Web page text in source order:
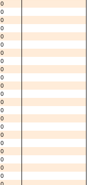
0
0
0
0
0
0
0
0
0
0
0
0
0
0
0
0
0
0
0
0
0
0